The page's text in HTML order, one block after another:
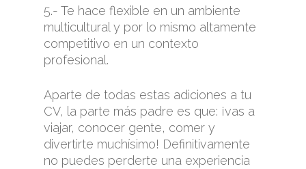
5.- Te hace flexible en un ambiente
multicultural y por lo mismo altamente
competitivo en un contexto
profesional.
Aparte de todas estas adiciones a tu
CV, la parte más padre es que: ¡vas a
viajar, conocer gente, comer y
divertirte muchísimo! Definitivamente
no puedes perderte una experiencia